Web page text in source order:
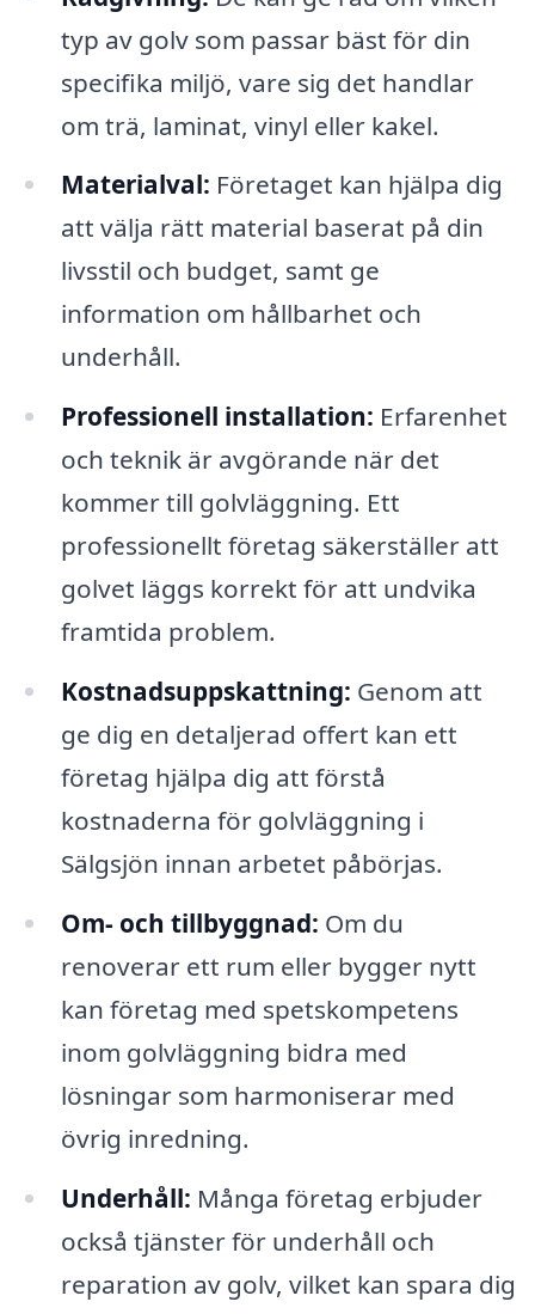
typ av golv som passar bäst för din
specifika miljö, vare sig det handlar
om trä, laminat, vinyl eller kakel.
Materialval: Företaget kan hjälpa dig
att välja rätt material baserat på din
livsstil och budget, samt ge
information om hållbarhet och
underhåll.
Professionell installation: Erfarenhet
och teknik är avgörande när det
kommer till golvläggning. Ett
professionellt företag säkerställer att
golvet läggs korrekt för att undvika
framtida problem.
Kostnadsuppskattning: Genom att
ge dig en detaljerad offert kan ett
företag hjälpa dig att förstå
kostnaderna för golvläggning i
Sälgsjön innan arbetet påbörjas.
Om- och tillbyggnad: Om du
renoverar ett rum eller bygger nytt
kan företag med spetskompetens
inom golvläggning bidra med
lösningar som harmoniserar med
övrig inredning.
Underhåll: Många företag erbjuder
också tjänster för underhåll och
reparation av golv, vilket kan spara dig